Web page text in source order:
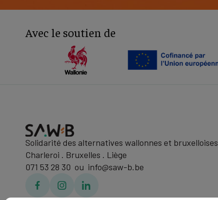
Avec le soutien de
Solidarité des alternatives wallonnes et
Charleroi . Bruxelles . Liège
071 53 28 30 ou info@saw-b.be
FacebookFacebookLinkedin